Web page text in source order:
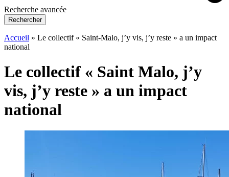
Recherche avancée
Rechercher
Accueil » Le collectif « Saint-Malo, j’y vis, j’y reste » a un impact
national
Le collectif « Saint Malo, j’y
vis, j’y reste » a un impact
national